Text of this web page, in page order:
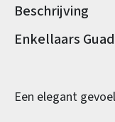
Beschrijving
Enkellaars
Een elegant